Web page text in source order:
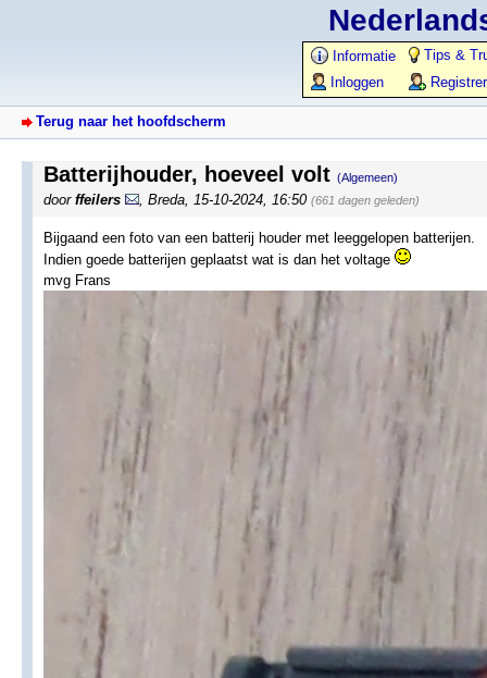
Informatie
Tips &
Inloggen
Terug naar het hoofdscherm
Batterijhouder, hoeveel volt (Algemeen)
door ffeilers Breda 15-10-2024, 16:50 (661 dagen geleden)
Bijgaand een foto van een batterij houder met leeggelopen batterijen.
Indien goede batterijen geplaatst wat is dan het voltage
mvg Frans